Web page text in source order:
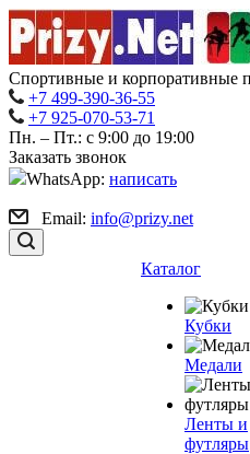
Спортивные и корпоративные
+7 499-390-36-55
+7 925-070-53-71
Пн. – Пт.: с 9:00 до 19:00
Заказать звонок
WhatsApp: написать
Email: info@prizy.net
Каталог
Кубки
Медали
Ленты и
футляры